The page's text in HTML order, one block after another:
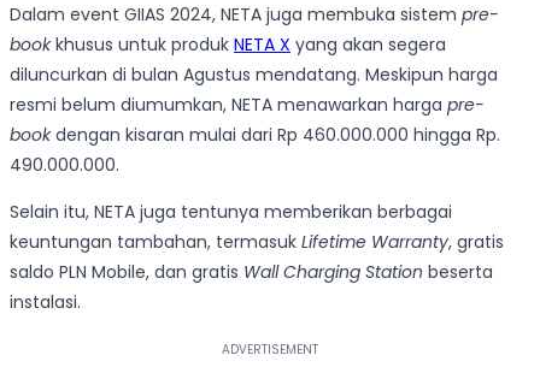
Dalam event GIIAS 2024, NETA juga membuka sistem pre-
bookkhusus untuk produk NETA X yang akan segera
diluncurkan di bulan Agustus mendatang. Meskipun harga
resmi belum diumumkan, NETA menawarkan harga pre-
bookdengan kisaran mulai dari Rp 460.000.000 hingga Rp.
490.000.000.
Selain itu, NETA juga tentunya memberikan berbagai
keuntungan tambahan, termasuk Lifetime Warranty, gratis
saldo PLN Mobile, dan gratis Wall Charging Station beserta
instalasi.